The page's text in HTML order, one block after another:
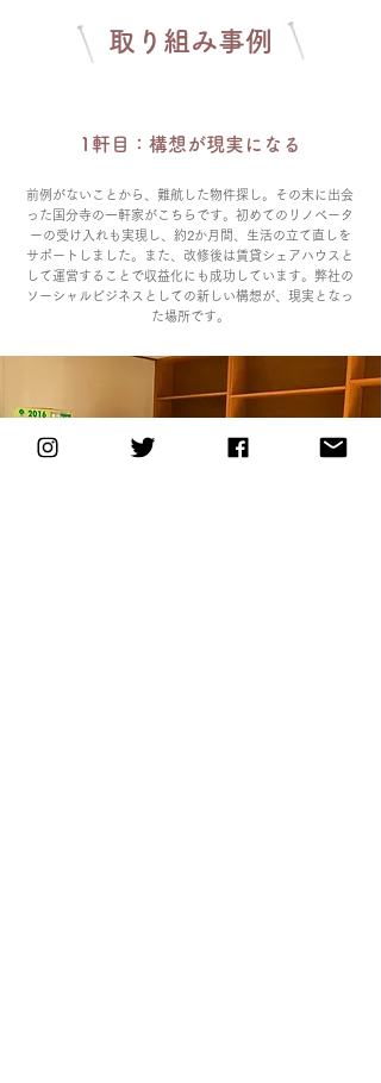
取り組み事例
1軒目：構想が現実になる
前例がないことから、難航した物件探し。その末に出会
った国分寺の一軒家がこちらです。初めてのリノベータ
ーの受け入れも実現し、約2か月間、生活の立て直しを
サポートしました。また、改修後は賃貸シェアハウスと
して運営することで収益化にも成功しています。弊社の
ソーシャルビジネスとしての新しい構想が、現実となっ
た場所です。